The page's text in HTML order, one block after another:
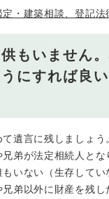
・建築相談、登記法
もいません
にすれば良
遺言に残しましょ
弟が法定相続人とな
いない（生存してい
弟以外に財産を残